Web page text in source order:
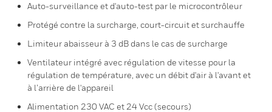
Auto-surveillance et d'auto-test par le microcontrôleur
Protégé contre la surcharge, court-circuit et surchauffe
Limiteur abaisseur à 3 dB dans le cas de surcharge
Ventilateur intégré avec régulation de vitesse pour la
régulation de température, avec un débit d'air à l'avant et
à l’arrière de l'appareil
Alimentation 230 VAC et 24 Vcc (secours)